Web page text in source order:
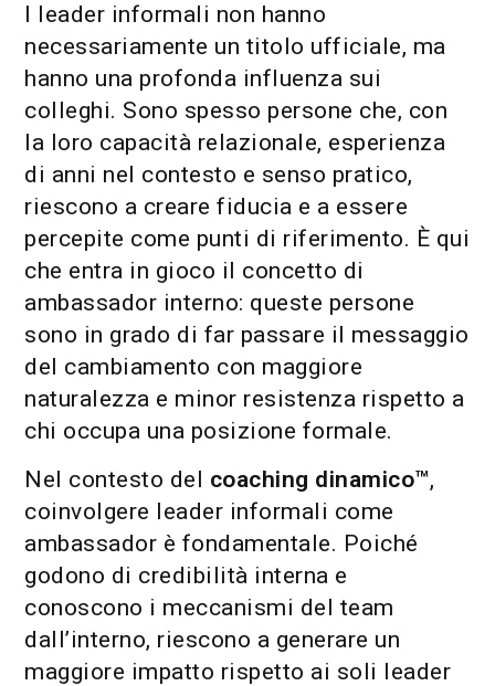
I leader informali non hanno
necessariamente un titolo ufficiale, ma
hanno una profonda influenza sui
colleghi. Sono spesso persone che, con
la loro capacità relazionale, esperienza
di anni nel contesto e senso pratico,
riescono a creare fiducia e a essere
percepite come punti di riferimento. È qui
che entra in gioco il concetto di
ambassador interno: queste persone
sono in grado di far passare il messaggio
del cambiamento con maggiore
naturalezza e minor resistenza rispetto a
chi occupa una posizione formale.
Nel contesto del coaching dinamico™,
coinvolgere leader informali come
ambassador è fondamentale. Poiché
godono di credibilità interna e
conoscono i meccanismi del team
dall’interno, riescono a generare un
maggiore impatto rispetto ai soli leader